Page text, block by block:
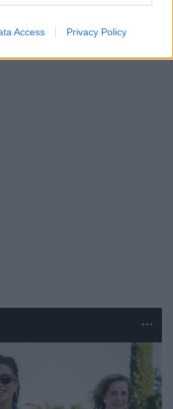
Access Privacy Policy